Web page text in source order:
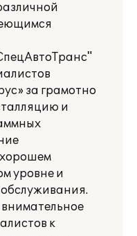
за грамотно
и
уровне и
обслуживания.
внимательное
к